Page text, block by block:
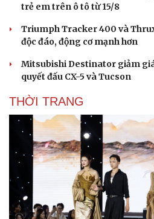
trẻ em trên ô tô từ 15/8
Triumph Tracker 400 và
độc đáo, động cơ mạnh hơn
Mitsubishi Destinator giảm
quyết đấu CX-5 và Tucson
THỜI TRANG